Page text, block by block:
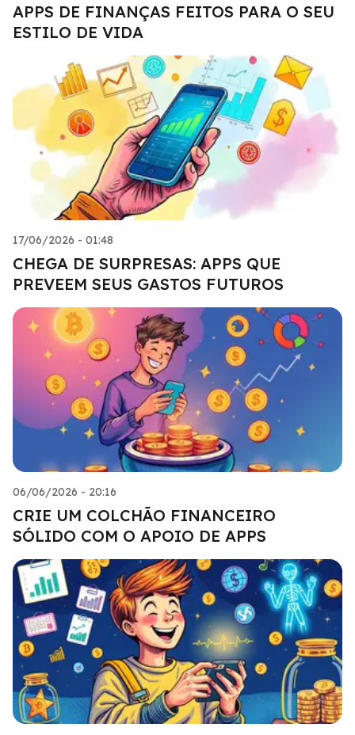
APPS DE FINANÇAS FEITOS PARA O SEU
ESTILO DE VIDA
17/06/2026 - 01:48
CHEGA DE SURPRESAS: APPS QUE
PREVEEM SEUS GASTOS FUTUROS
06/06/2026 - 20:16
CRIE UM COLCHÃO FINANCEIRO
SÓLIDO COM O APOIO DE APPS